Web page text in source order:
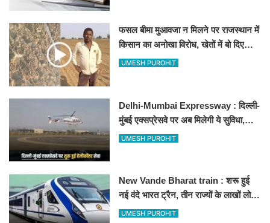
फसल बीमा मुआवजा न मिलने पर राजस्थान में
किसान का अनोखा विरोध, खेतों में बो दिए
500-500 रुपए के नोट, वीडियो वायरल
UMESH PUROHIT
Delhi-Mumbai Expressway : दिल्ली-
मुंबई एक्सप्रेसवे पर अब मिलेगी ये सुविधा,
हेलीकॉप्टर सर्विस से तुरंत घायल पहुंचेगा
UMESH PUROHIT
New Vande Bharat train : शरू हुई
नई वंदे भारत ट्रैन, तीन राज्यों के लाखों लोगों
का सफर होगा आसान, देखें पूरा रूटमैप
UMESH PUROHIT